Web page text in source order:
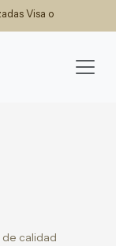
Visa o
de calidad